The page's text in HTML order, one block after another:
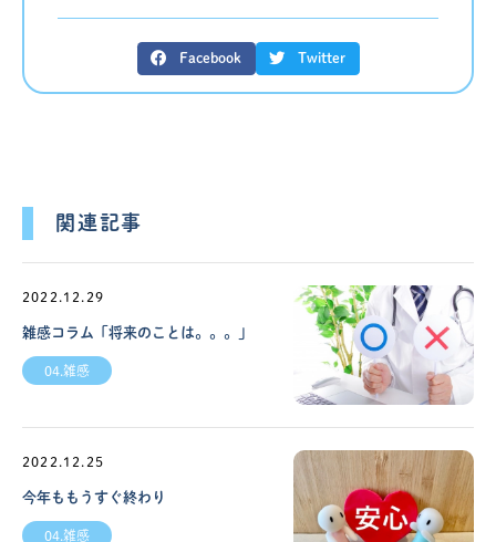
Facebook Twitter
関連記事
2022.12.29
雑感コラム「将来のことは。。。」
04.雑感
2022.12.25
今年ももうすぐ終わり
04.雑感